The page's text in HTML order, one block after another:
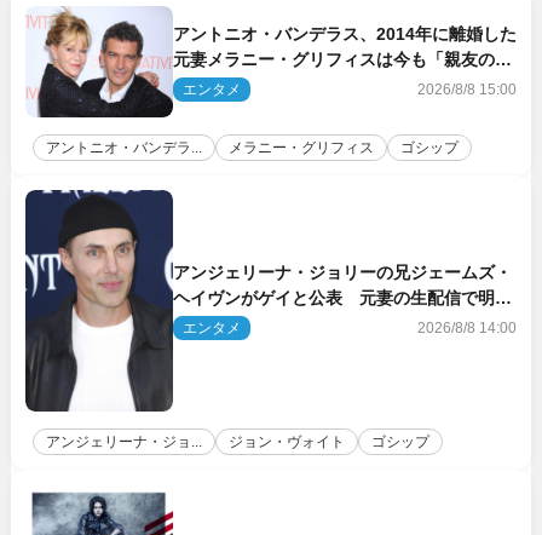
アントニオ・バンデラス、2014年に離婚した
元妻メラニー・グリフィスは今も「親友の一
人」
エンタメ 2026/8/8 15:00
アントニオ・バンデラ... メラニー・グリフィス ゴシップ
アンジェリーナ・ジョリーの兄ジェームズ・
ヘイヴンがゲイと公表 元妻の生配信で明ら
かに
エンタメ 2026/8/8 14:00
アンジェリーナ・ジョ... ジョン・ヴォイト ゴシップ